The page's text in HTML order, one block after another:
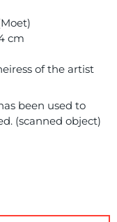
cm
of the artist
been used to
(scanned object)